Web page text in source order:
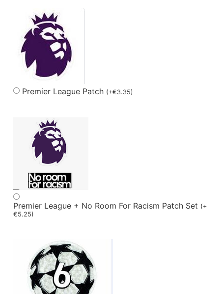
Premier League Patch (+€3.35)
Premier League + No Room For Racism Patch Set (+
€5.25)